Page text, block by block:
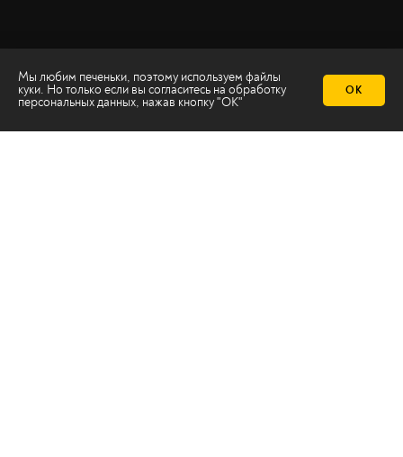
Мы любим печеньки, поэтому используем файлы
куки. Но только если вы согласитесь на обработку
персональных данных, нажав кнопку "ОК"
ОК